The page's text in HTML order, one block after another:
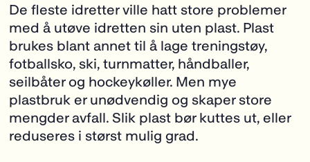
De fleste idretter ville hatt store problemer
med å utøve idretten sin uten plast. Plast
brukes blant annet til å lage treningstøy,
fotballsko, ski, turnmatter, håndballer,
seilbåter og hockeykøller. Men mye
plastbruk er unødvendig og skaper store
mengder avfall. Slik plast bør kuttes ut, eller
reduseres i størst mulig grad.